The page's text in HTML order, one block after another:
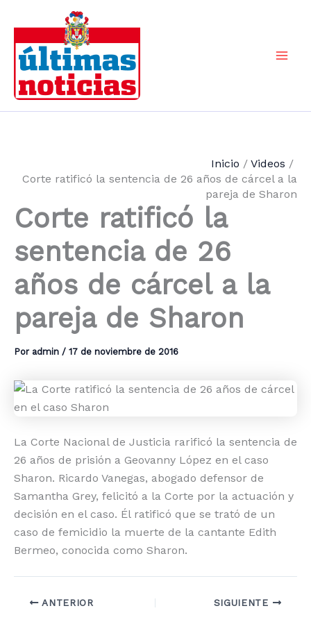
contenido
Inicio
Videos
Corte ratificó la sentencia de 26 años de cárcel a la
pareja de Sharon
Corte ratificó la
sentencia de 26
años de cárcel a la
pareja de Sharon
Por admin / 17 de noviembre de 2016
La Corte Nacional de Justicia rarificó la sentencia de
26 años de prisión a Geovanny López en el caso
Sharon. Ricardo Vanegas, abogado defensor de
Samantha Grey, felicitó a la Corte por la actuación y
decisión en el caso. Él ratificó que se trató de un
caso de femicidio la muerte de la cantante Edith
Bermeo, conocida como Sharon.
ANTERIOR SIGUIENTE